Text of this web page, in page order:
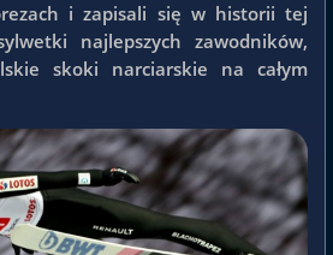
i zapisali się w historii tej
najlepszych zawodników,
skoki narciarskie na całym